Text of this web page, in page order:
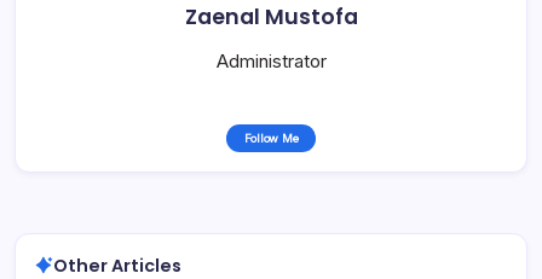
Zaenal Mustofa
Administrator
Follow Me
Other Articles